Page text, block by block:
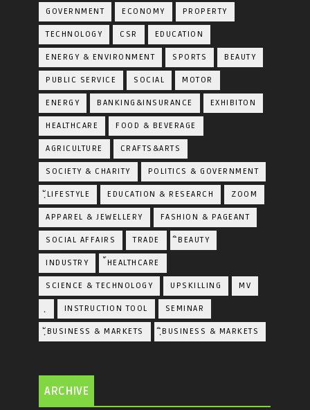
GOVERNMENT ECONOMY PROPERTY
TECHNOLOGY CSR EDUCATION
ENERGY & ENVIRONMENT SPORTS BEAUTY
PUBLIC SERVICE SOCIAL MOTOR
ENERGY BANKING&INSURANCE EXHIBITON
HEALTHCARE FOOD & BEVERAGE
AGRICULTURE CRAFTS&ARTS
SOCIETY & CHARITY POLITICS & GOVERNMENT
ฺัLIFESTYLE EDUCATION & RESEARCH ZOOM
APPAREL & JEWELLERY FASHION & PAGEANT
SOCIAL AFFAIRS TRADE ิBEAUTY
INDUSTRY ้HEALTHCARE
SCIENCE & TECHNOLOGY UPSKILLING MV
INSTRUCTION TOOL SEMINAR
ฺัBUSINESS & MARKETS ฺิBUSINESS & MARKETS
ARCHIVE